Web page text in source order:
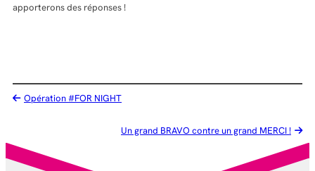
apporterons des réponses !
Opération #FOR NIGHT
Un grand BRAVO contre un grand MERCI !